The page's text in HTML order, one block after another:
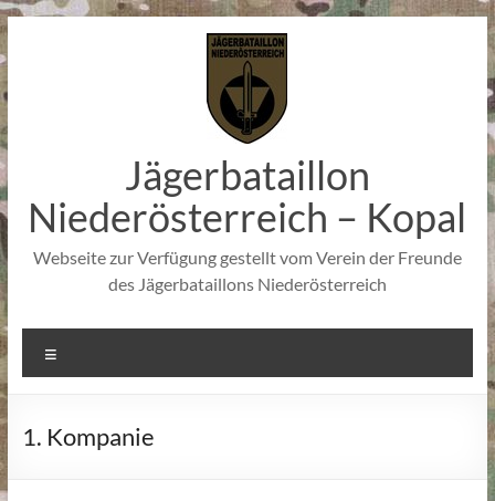
Zum
springen
Jägerbataillon
Niederösterreich – Kopal
Webseite zur Verfügung gestellt vom Verein der Freunde
des Jägerbataillons Niederösterreich
1. Kompanie